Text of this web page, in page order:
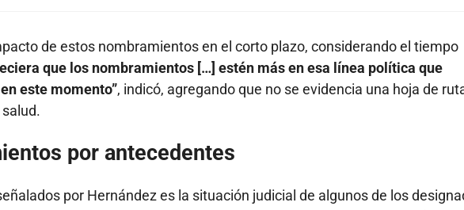
de estos nombramientos en el corto plazo, considerando el tiempo
que los nombramientos […] estén más en esa línea política que
este momento”, indicó, agregando que no se evidencia una hoja de
por antecedentes
por Hernández es la situación judicial de algunos de los